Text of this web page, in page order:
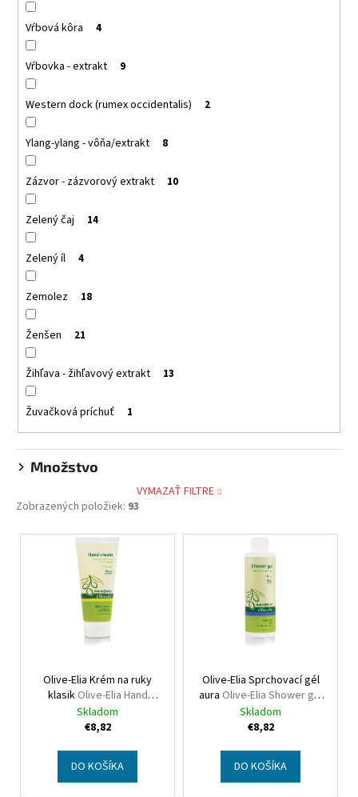
Vŕbová kôra 4
Vŕbovka - extrakt 9
Western dock (rumex occidentalis) 2
Ylang-ylang - vôňa/extrakt 8
Zázvor - zázvorový extrakt 10
Zelený čaj 14
Zelený íl 4
Zemolez 18
Ženšen 21
Žihľava - žihľavový extrakt 13
Žuvačková príchuť 1
Množstvo
VYMAZAŤ FILTRE
Zobrazených položiek: 93
V
Olive-Elia Krém na ruky
klasik Olive-Elia Hand
cream classic
Skladom
€8,82
DO KOŠÍKA
Olive-Elia Sprchovací gél
aura Olive-Elia Shower gel
aura
Skladom
€8,82
DO KOŠÍKA